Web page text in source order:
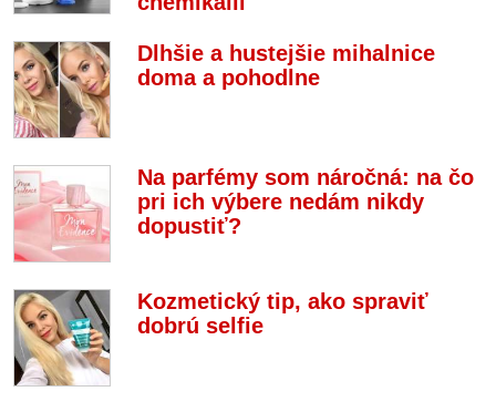
Dlhšie a hustejšie mihalnice
doma a pohodlne
Na parfémy som náročná: na čo
pri ich výbere nedám nikdy
dopustiť?
Kozmetický tip, ako spraviť
dobrú selfie